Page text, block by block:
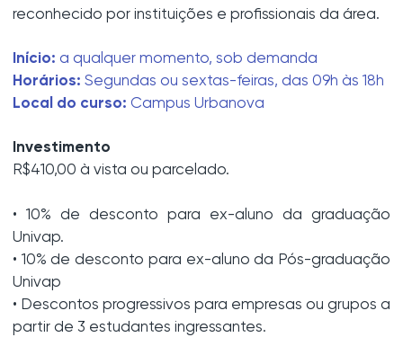
reconhecido por instituições e profissionais da área.
Início: a qualquer momento, sob demanda
Horários: Segundas ou sextas-feiras, das 09h às 18h
Local do curso: Campus Urbanova
Investimento
R$410,00 à vista ou parcelado.
• 10% de desconto para ex-aluno da graduação
Univap.
• 10% de desconto para ex-aluno da Pós-graduação
Univap
• Descontos progressivos para empresas ou grupos a
partir de 3 estudantes ingressantes.